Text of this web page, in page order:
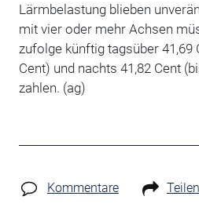
Lärmbelastung blieben
mit vier oder mehr Achsen
zufolge künftig tagsüber 41,69
Cent) und nachts 41,82 Cent
zahlen. (ag)
Kommentare Teilen